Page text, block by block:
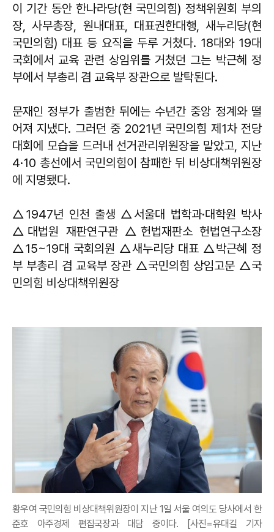
이 기간 동안 한나라당(현 국민의힘) 정책위원회 부의
장, 사무총장, 원내대표, 대표권한대행, 새누리당(현
국민의힘) 대표 등 요직을 두루 거쳤다. 18대와 19대
국회에서 교육 관련 상임위를 거쳤던 그는 박근혜 정
부에서 부총리 겸 교육부 장관으로 발탁된다.
문재인 정부가 출범한 뒤에는 수년간 중앙 정계와 떨
어져 지냈다. 그러던 중 2021년 국민의힘 제1차 전당
대회에 모습을 드러내 선거관리위원장을 맡았고, 지난
4·10 총선에서 국민의힘이 참패한 뒤 비상대책위원장
에 지명됐다.
△1947년 인천 출생 △서울대 법학과·대학원 박사
△대법원 재판연구관 △헌법재판소 헌법연구소장
△15~19대 국회의원 △새누리당 대표 △박근혜 정
부 부총리 겸 교육부 장관 △국민의힘 상임고문 △국
민의힘 비상대책위원장
황우여 국민의힘 비상대책위원장이 지난 1일 서울 여의도 당사에서 한
준호 아주경제 편집국장과 대담 중이다. [사진=유대길 기자